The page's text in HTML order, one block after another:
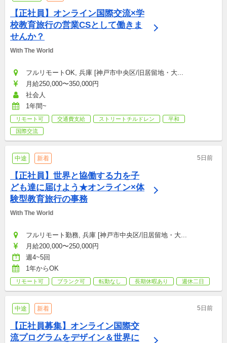
【正社員】オンライン国際交流×学
校教育旅行の営業CSとして働きま
せんか？
With The World
フルリモートOK, 兵庫 [神戸市中央区/旧居留地・大...
月給250,000〜350,000円
社会人
1年間~
リモート可 交通費支給 ストリートチルドレン
平和
国際交流
中途 新着 5日前
【正社員】世界と協働する力を子
ども達に届けよう★オンライン×体
験型教育旅行の事務
With The World
フルリモート勤務, 兵庫 [神戸市中央区/旧居留地・大...
月給200,000〜250,000円
週4~5回
1年からOK
リモート可 ブランク可 転勤なし 長期休暇あり 週休二日
中途 新着 5日前
【正社員募集】オンライン国際交
流プログラムをデザイン＆世界に